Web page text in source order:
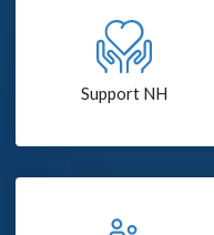
Support NH